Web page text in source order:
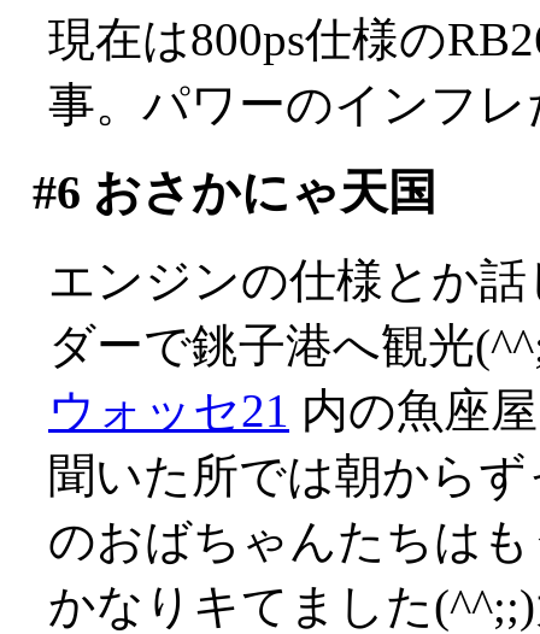
現在は800ps仕様の
事。パワーのインフレ
#6 おさかにゃ天国
エンジンの仕様とか
ダーで銚子港へ観光
ウォッセ21 内の魚座
聞いた所では朝から
のおばちゃんたちは
かなりキてました